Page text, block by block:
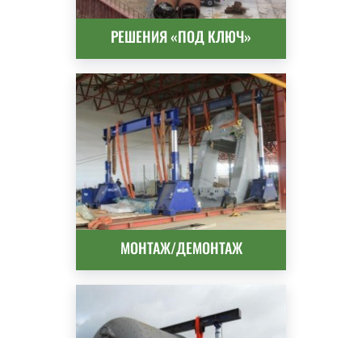
РЕШЕНИЯ «ПОД КЛЮЧ»
МОНТАЖ/ДЕМОНТАЖ